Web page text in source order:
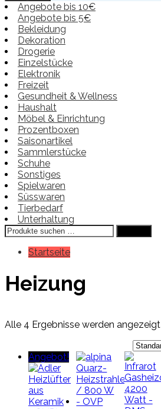
Angebote bis 10€
Angebote bis 5€
Bekleidung
Dekoration
Drogerie
Einzelstücke
Elektronik
Freizeit
Gesundheit & Wellness
Haushalt
Möbel & Einrichtung
Prozentboxen
Saisonartikel
Sammlerstücke
Schuhe
Sonstiges
Spielwaren
Süsswaren
Tierbedarf
Unterhaltung
Suchen
nach:
Startseite
Heizung
Alle 4 Ergebnisse werden angezeigt
Angebot!